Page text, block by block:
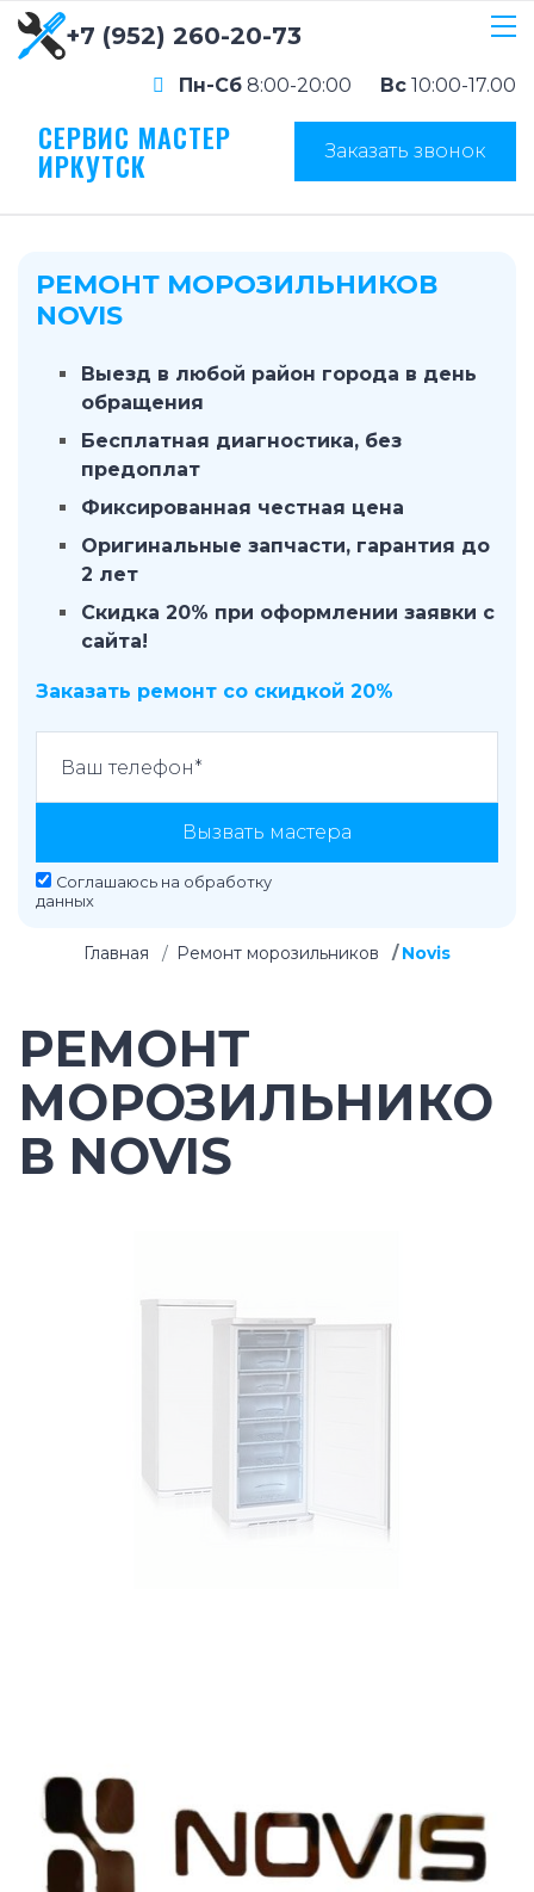
+7 (952) 260-20-73
Пн-Сб 8:00-20:00 Вс 10:00-17.00
СЕРВИС МАСТЕР
ИРКУТСК Заказать звонок
РЕМОНТ МОРОЗИЛЬНИКОВ
NOVIS
Выезд в любой район города в день
обращения
Бесплатная диагностика, без
предоплат
Фиксированная честная цена
Оригинальные запчасти, гарантия до
2 лет
Скидка 20% при оформлении заявки с
сайта!
Заказать ремонт со скидкой 20%
Вызвать мастера
Соглашаюсь на обработку
данных
Главная Ремонт морозильников Novis
РЕМОНТ
МОРОЗИЛЬНИКО
В NOVIS